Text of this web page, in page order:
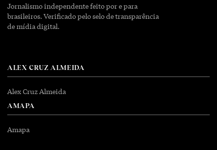
Jornalismo independente feito por e para
brasileiros. Verificado pelo selo de transparência
de mídia digital.
ALEX CRUZ ALMEIDA
Alex Cruz Almeida
AMAPA
Amapa